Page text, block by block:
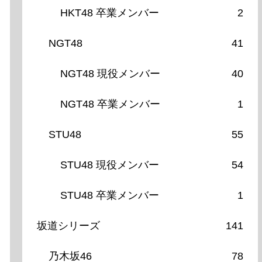
HKT48 卒業メンバー 2
NGT48 41
NGT48 現役メンバー 40
NGT48 卒業メンバー 1
STU48 55
STU48 現役メンバー 54
STU48 卒業メンバー 1
坂道シリーズ 141
乃木坂46 78